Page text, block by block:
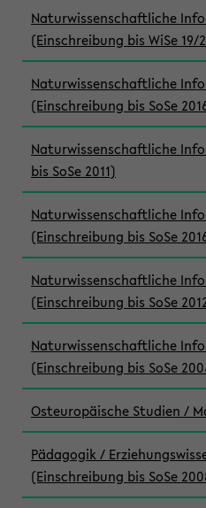
Naturwissenschaftliche
(Einschreibung bis WiSe 19/
Naturwissenschaftliche
(Einschreibung bis SoSe
Naturwissenschaftliche
bis SoSe 2011)
Naturwissenschaftliche
(Einschreibung bis SoSe
Naturwissenschaftliche
(Einschreibung bis SoSe
Naturwissenschaftliche
(Einschreibung bis SoSe
Osteuropäische Studien /
Pädagogik /
(Einschreibung bis SoSe